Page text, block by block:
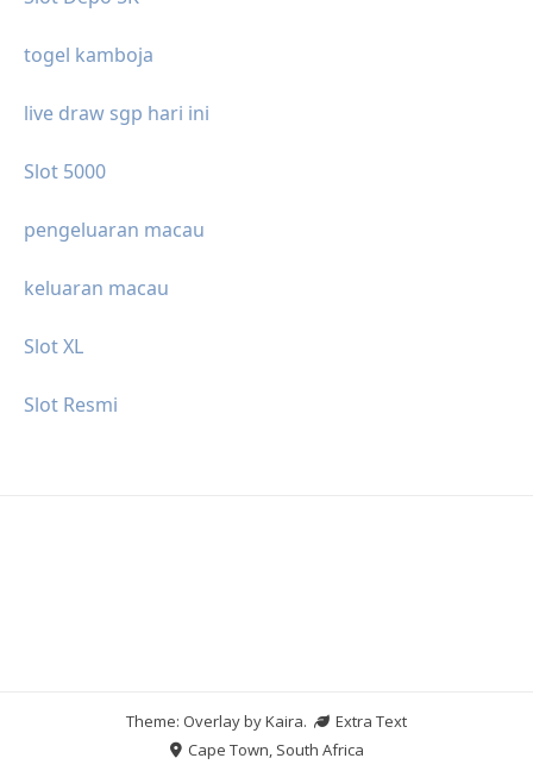
togel kamboja
live draw sgp hari ini
Slot 5000
pengeluaran macau
keluaran macau
Slot XL
Slot Resmi
Theme: Overlay byKaira.
Extra Text
Cape Town, South Africa